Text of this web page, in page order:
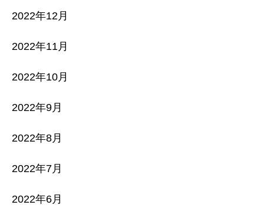
2022年12月
2022年11月
2022年10月
2022年9月
2022年8月
2022年7月
2022年6月